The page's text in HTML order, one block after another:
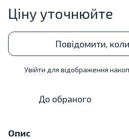
Ціну уточнюйте
Повідомити,
Увійти для відображення
До обраного
Опис